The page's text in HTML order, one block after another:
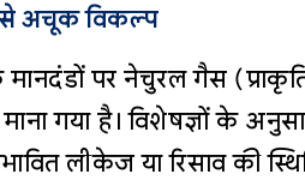
अचूक विकल्प
पर नेचुरल गैस
गया है। विशेषज्ञों के
लीकेज या रिसाव की